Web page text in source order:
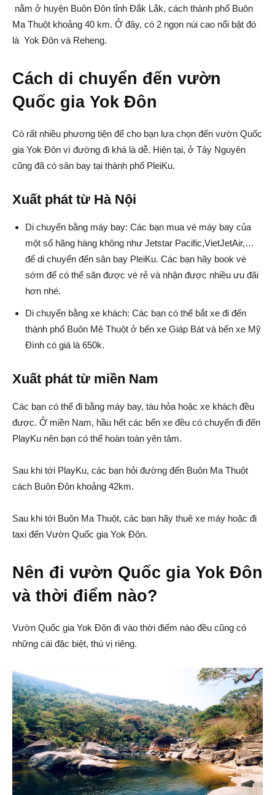
nằm ở huyện Buôn Đôn tỉnh Đắk Lắk, cách thành phố Buôn
Ma Thuột khoảng 40 km. Ở đây, có 2 ngọn núi cao nổi bật đó
là Yok Đôn và Reheng.
Cách di chuyển đến vườn
Quốc gia Yok Đôn
Có rất nhiều phương tiện để cho bạn lựa chọn đến vườn Quốc
gia Yok Đôn vì đường đi khá là dễ. Hiện tại, ở Tây Nguyên
cũng đã có sân bay tại thành phố PleiKu.
Xuất phát từ Hà Nội
Di chuyển bằng máy bay: Các bạn mua vé máy bay của
một số hãng hàng không như Jetstar Pacific,VietJetAir,…
để di chuyển đến sân bay PleiKu. Các bạn hãy book vé
sớm để có thể săn được vé rẻ và nhận được nhiều ưu đãi
hơn nhé.
Di chuyển bằng xe khách: Các bạn có thể bắt xe đi đến
thành phố Buôn Mê Thuột ở bến xe Giáp Bát và bến xe Mỹ
Đình có giá là 650k.
Xuất phát từ miền Nam
Các bạn có thể đi bằng máy bay, tàu hỏa hoặc xe khách đều
được. Ở miền Nam, hầu hết các bến xe đều có chuyến đi đến
PlayKu nên bạn có thể hoàn toàn yên tâm.
Sau khi tới PlayKu, các bạn hỏi đường đến Buôn Ma Thuột
cách Buôn Đôn khoảng 42km.
Sau khi tới Buôn Ma Thuột, các bạn hãy thuê xe máy hoặc đi
taxi đến Vườn Quốc gia Yok Đôn.
Nên đi vườn Quốc gia Yok Đôn
và thời điểm nào?
Vườn Quốc gia Yok Đôn đi vào thời điểm nào đều cũng có
những cái đặc biệt, thú vị riêng.